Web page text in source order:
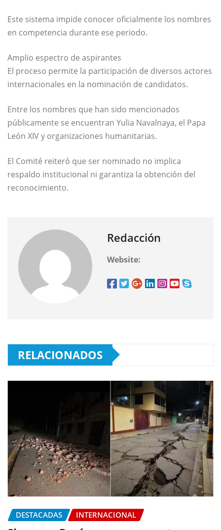
Este sistema impide conocer oficialmente los nombres
en competencia durante ese periodo.
Amplio espectro de aspirantes
El proceso permite la participación de diversos actores
internacionales en la nominación de candidatos.
Entre los nombres que han sido mencionados
públicamente se encuentran Yulia Navalnaya, el Papa
León XIVy organizaciones humanitarias.
El Comité reiteró que ser nominado no implica
respaldo institucional ni garantiza la obtención del
reconocimiento.
Redacción
Website:
RELACIONADOS
DESTACADAS INTERNACIONAL